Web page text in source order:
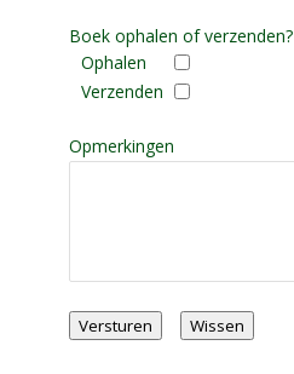
Boek ophalen of verzenden?
Ophalen
Verzenden
Opmerkingen
Versturen Wissen